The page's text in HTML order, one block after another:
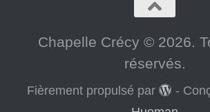
Chapelle Crécy © 2026.
réservés.
Fièrement propulsé par -